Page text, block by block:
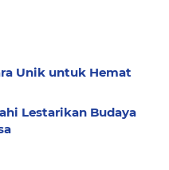
Unik untuk Hemat
Lestarikan Budaya